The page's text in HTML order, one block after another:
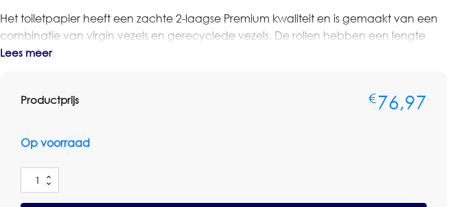
Het toiletpapier heeft een zachte 2-laagse Premium kwaliteit en is gemaakt van een
combinatie van virgin vezels en gerecyclede vezels. De rollen hebben een lengte
van 90 meter per rol. Door het T6 systeem is dit toiletpapier geschikt voor compacte
De verpakking bevat 27 rollen. Iedere rol heeft een lengte van 90 meter, wat
Bestelt u dit artikel in grotere aantallen of op basis van terugkerende afname? Neem
dan contact op met Omnimar voor persoonlijk advies of een maatwerkofferte. We
denken graag mee over het juiste artikel, het passende systeem, verbruik,
Lees meer
Productprijs €76,97
Op voorraad
Premium